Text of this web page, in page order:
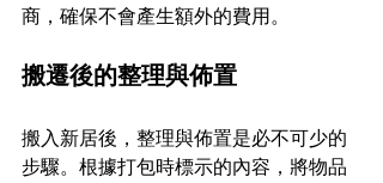
商，確保不會產生額外的費用。
搬遷後的整理與佈置
搬入新居後，整理與佈置是必不可少的
步驟。根據打包時標示的內容，將物品